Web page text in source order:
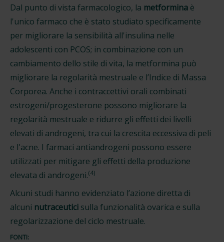
Dal punto di vista farmacologico, la metformina è
l'unico farmaco che è stato studiato specificamente
per migliorare la sensibilità all'insulina nelle
adolescenti con PCOS; in combinazione con un
cambiamento dello stile di vita, la metformina può
migliorare la regolarità mestruale e l’Indice di Massa
Corporea. Anche i contraccettivi orali combinati
estrogeni/progesterone possono migliorare la
regolarità mestruale e ridurre gli effetti dei livelli
elevati di androgeni, tra cui la crescita eccessiva di peli
e l'acne. I farmaci antiandrogeni possono essere
utilizzati per mitigare gli effetti della produzione
elevata di androgeni.(4)
Alcuni studi hanno evidenziato l’azione diretta di
alcuni nutraceutici sulla funzionalità ovarica e sulla
regolarizzazione del ciclo mestruale.
FONTI: